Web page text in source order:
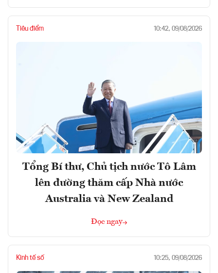
Tiêu điểm 10:42, 09/08/2026
Tổng Bí thư, Chủ tịch nước Tô Lâm
lên đường thăm cấp Nhà nước
Australia và New Zealand
Đọc ngay
Kinh tế số 10:25, 09/08/2026